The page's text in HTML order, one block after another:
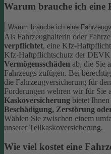
Warum brauche ich eine
Warum brauche ich eine
Als Fahrzeughalterin oder
verpflichtet, eine Kfz-
Kfz-Haftpflichtschutz der
Vermögensschäden ab, die Sie
Fahrzeugs zufügen. Bei
die Fahrzeugversicherung für
Forderungen wehren wir für Sie
Kaskoversicherung bietet
Beschädigung, Zerstörung
Wählen Sie zwischen einem
unserer Teilkaskoversicherung.
Wie viel kostet eine